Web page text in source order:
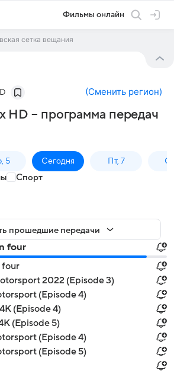
Фильмы онлайн
сетка вещания
(Сменить регион)
HD – программа передач
5 Сегодня Пт, 7
Спорт
прошедшие передачи
four
four
2022 (Episode 3)
(Episode 4)
(Episode 4)
(Episode 5)
(Episode 4)
(Episode 5)